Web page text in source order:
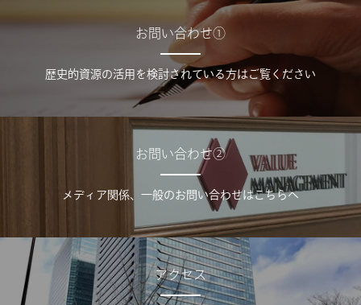
お問い合わせ①
歴史的資源の活用を検討されている方はご覧ください
お問い合わせ②
メディア関係、一般のお問い合わせはこちらへ
アクセス